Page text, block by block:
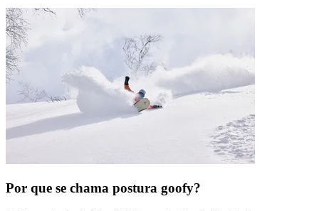
Por que se chama postura goofy?